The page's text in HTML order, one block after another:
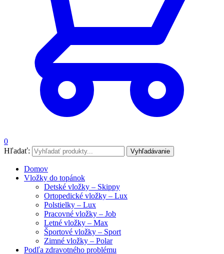
0
Hľadať:
Vyhľadávanie
Domov
Vložky do topánok
Detské vložky – Skippy
Ortopedické vložky – Lux
Polstielky – Lux
Pracovné vložky – Job
Letné vložky – Max
Športové vložky – Sport
Zimné vložky – Polar
Podľa zdravotného problému